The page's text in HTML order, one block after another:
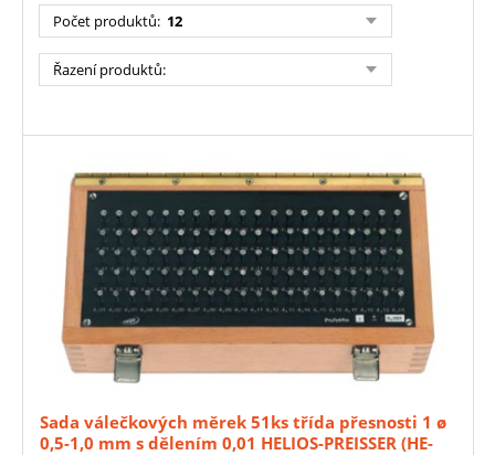
Počet produktů: 12
Řazení produktů:
Sada válečkových měrek 51ks třída přesnosti 1 ø
0,5-1,0 mm s dělením 0,01 HELIOS-PREISSER (HE-